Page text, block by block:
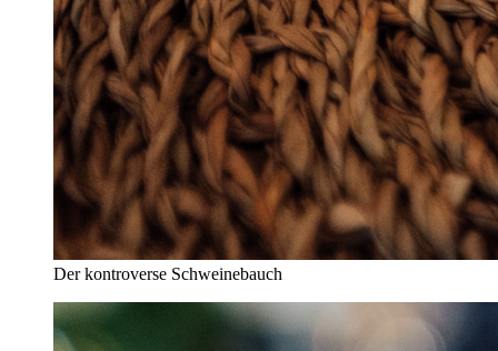
Der kontroverse Schweinebauch